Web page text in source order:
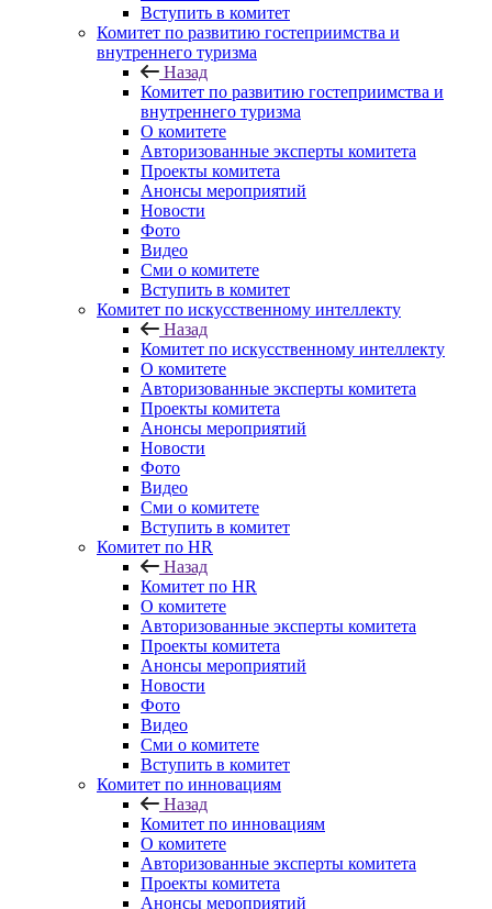
Вступить в комитет
Комитет по развитию гостеприимства и
внутреннего туризма
Назад
Комитет по развитию гостеприимства и
внутреннего туризма
О комитете
Авторизованные эксперты комитета
Проекты комитета
Анонсы мероприятий
Новости
Фото
Видео
Сми о комитете
Вступить в комитет
Комитет по искусственному интеллекту
Назад
Комитет по искусственному интеллекту
О комитете
Авторизованные эксперты комитета
Проекты комитета
Анонсы мероприятий
Новости
Фото
Видео
Сми о комитете
Вступить в комитет
Комитет по HR
Назад
Комитет по HR
О комитете
Авторизованные эксперты комитета
Проекты комитета
Анонсы мероприятий
Новости
Фото
Видео
Сми о комитете
Вступить в комитет
Комитет по инновациям
Назад
Комитет по инновациям
О комитете
Авторизованные эксперты комитета
Проекты комитета
Анонсы мероприятий